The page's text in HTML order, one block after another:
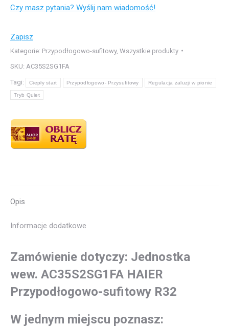
Jednostka
AC35S2SG1FA
Czy masz pytania? Wyślij nam wiadomość!
Zapisz
Kategorie: Przypodłogowo-sufitowy, Wszystkie produkty
SKU: AC35S2SG1FA
Tagi: Ciepły start Przypodłogowo- Przysufitowy Regulacja żaluzji w pionie
Tryb Quiet
Opis
Informacje dodatkowe
Zamówienie dotyczy: Jednostka
wew. AC35S2SG1FA HAIER
Przypodłogowo-sufitowy R32
W jednym miejscu poznasz: